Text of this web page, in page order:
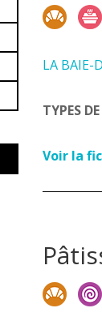
LA BAIE-
TYPES
Voir la